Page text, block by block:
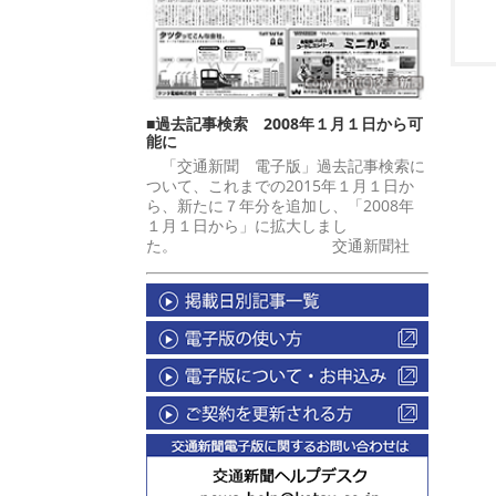
■過去記事検索 2008年１月１日から可
能に
「交通新聞 電子版」過去記事検索に
ついて、これまでの2015年１月１日か
ら、新たに７年分を追加し、「2008年
１月１日から」に拡大しまし
た。 交通新聞社